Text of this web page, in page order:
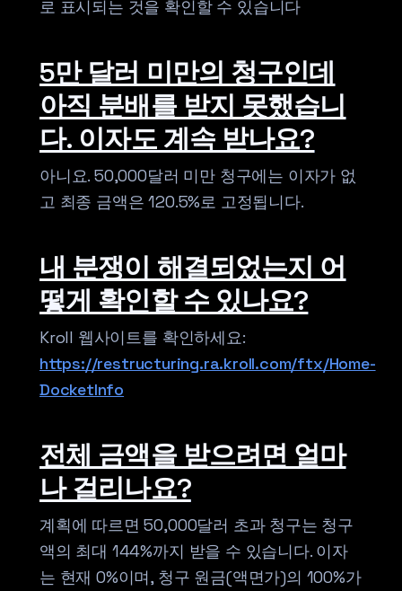
로 표시되는 것을 확인할 수 있습니다
5만 달러 미만의 청구인데
아직 분배를 받지 못했습니
다. 이자도 계속 받나요?
아니요. 50,000달러 미만 청구에는 이자가 없
고 최종 금액은 120.5%로 고정됩니다.
내 분쟁이 해결되었는지 어
떻게 확인할 수 있나요?
Kroll 웹사이트를 확인하세요:
https://restructuring.ra.kroll.com/ftx/Home-
DocketInfo
전체 금액을 받으려면 얼마
나 걸리나요?
계획에 따르면 50,000달러 초과 청구는 청구
액의 최대 144%까지 받을 수 있습니다. 이자
는 현재 0%이며, 청구 원금(액면가)의 100%가